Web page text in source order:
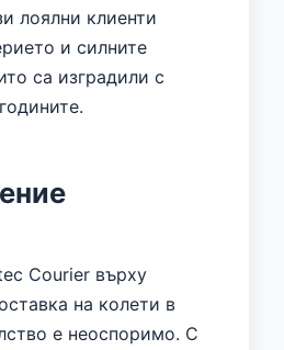
лоялни клиенти
и силните
са изградили с
Courier върху
на колети в
е неоспоримо. С